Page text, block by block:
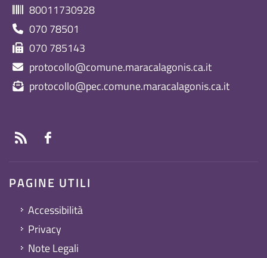
80011730928
070 78501
070 785143
protocollo@comune.maracalagonis.ca.it
protocollo@pec.comune.maracalagonis.ca.it
PAGINE UTILI
Accessibilità
Privacy
Note Legali